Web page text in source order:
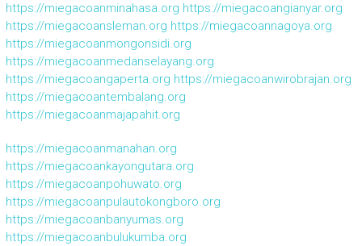
https://miegacoanminahasa.org https://miegacoangianyar.org
https://miegacoansleman.org https://miegacoannagoya.org
https://miegacoanmongonsidi.org
https://miegacoanmedanselayang.org
https://miegacoangaperta.org https://miegacoanwirobrajan.org
https://miegacoantembalang.org
https://miegacoanmajapahit.org
https://miegacoanmanahan.org
https://miegacoankayongutara.org
https://miegacoanpohuwato.org
https://miegacoanpulautokongboro.org
https://miegacoanbanyumas.org
https://miegacoanbulukumba.org